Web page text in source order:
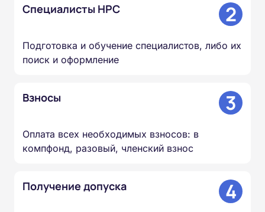
Специалисты НРС 2
Подготовка и обучение специалистов, либо их
поиск и оформление
Взносы 3
Оплата всех необходимых взносов: в
компфонд, разовый, членский взнос
Получение допуска 4